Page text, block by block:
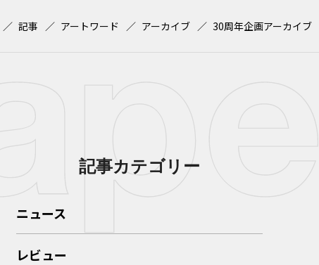
記事 アートワード アーカイブ 30周年企画アーカイブ
記事カテゴリー
ニュース
レビュー